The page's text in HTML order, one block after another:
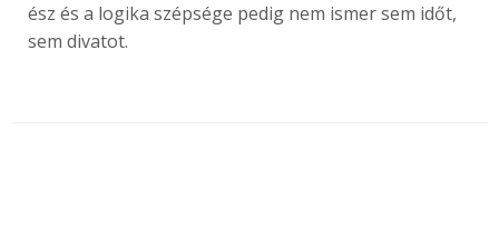
ész és a logika szépsége pedig nem ismer sem időt,
sem divatot.